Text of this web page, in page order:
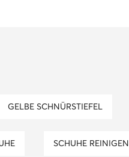
GELBE SCHNÜRSTIEFEL
SCHUHE REINIGEN